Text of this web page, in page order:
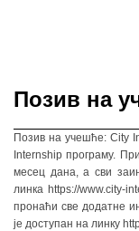
Позив на
Позив на учешће: City
Internship програму.
месец дана, а сви
линка https://www.city-
пронаћи све додатне
је доступан на линку